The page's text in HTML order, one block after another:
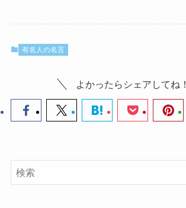
有名人の名言
よかったらシェアしてね！